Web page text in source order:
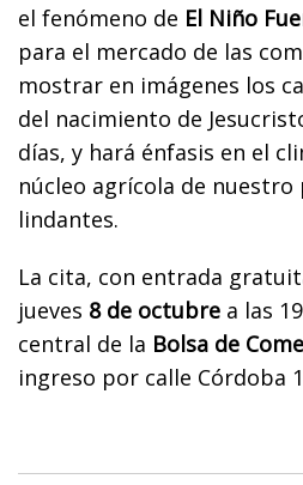
el fenómeno de El Niño
para el mercado de las
mostrar en imágenes los
del nacimiento de
días, y hará énfasis en el
núcleo agrícola de nuestro
lindantes.
La cita, con entrada
jueves 8 de octubre a las
central de la Bolsa de
ingreso por calle Córdoba